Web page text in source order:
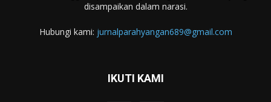
disampaikan dalam narasi.
Hubungi kami: jurnalparahyangan689@gmail.com
IKUTI KAMI